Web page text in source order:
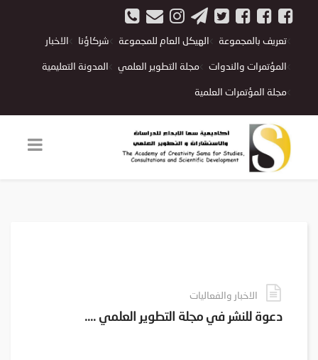
تعريف بالمجموعة الهيكل العام للمجموعة شركاؤنا الاخبار
المؤتمرات والندوات مجلة التطوير العلمي المدونة التعليمية
مجلة المؤتمرات العلمية
الاخبار والفعاليات
دعوة للنشر في مجلة التطوير العلمي ....